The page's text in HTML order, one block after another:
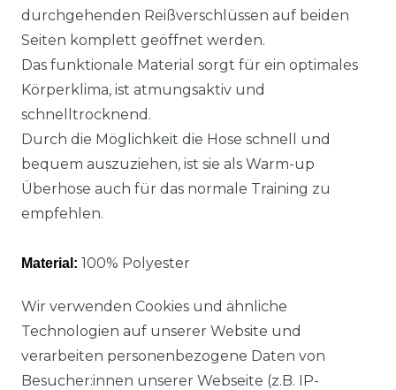
durchgehenden Reißverschlüssen auf beiden
Seiten komplett geöffnet werden.
Das funktionale Material sorgt für ein optimales
Körperklima, ist atmungsaktiv und
schnelltrocknend.
Durch die Möglichkeit die Hose schnell und
bequem auszuziehen, ist sie als Warm-up
Überhose auch für das normale Training zu
empfehlen.
Material: 100% Polyester
Wir verwenden Cookies und ähnliche
Technologien auf unserer Website und
verarbeiten personenbezogene Daten von
Besucher:innen unserer Webseite (z.B. IP-